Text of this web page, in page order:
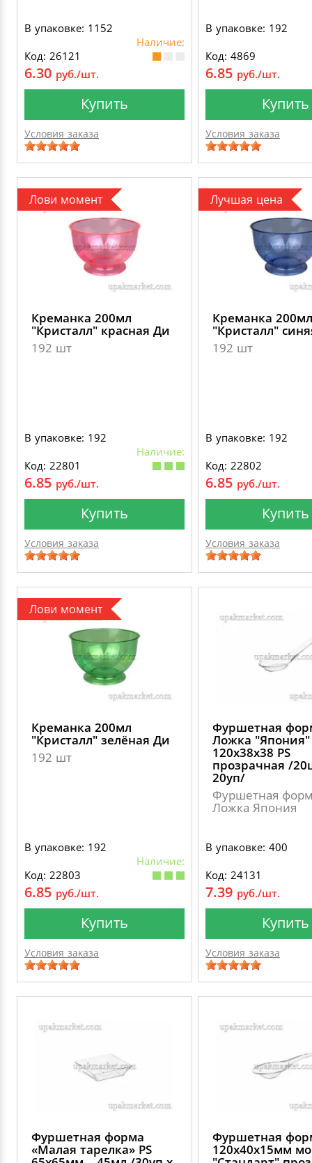
В упаковке: 1152
Наличие:
Код: 26121
6.30 руб./шт.
Купить
Условия заказа
В упаковке: 192
Код: 4869
6.85 руб./шт.
Купить
Условия заказа
Лови момент
Креманка 200мл
"Кристалл" красная Ди
192 шт
В упаковке: 192
Наличие:
Код: 22801
6.85 руб./шт.
Купить
Условия заказа
Лучшая цена
Креманка 200мл
"Кристалл"
192 шт
В упаковке: 192
Код: 22802
6.85 руб./шт.
Купить
Условия заказа
Лови момент
Креманка 200мл
"Кристалл" зелёная Ди
192 шт
В упаковке: 192
Наличие:
Код: 22803
6.85 руб./шт.
Купить
Условия заказа
Фуршетная
Ложка "Япония"
120х38х38 PS
прозрачная /
20уп/
Фуршетная
Ложка Япония
В упаковке: 400
Код: 24131
7.39 руб./шт.
Купить
Условия заказа
Фуршетная форма
«Малая тарелка» PS
Фуршетная
120х40х15мм